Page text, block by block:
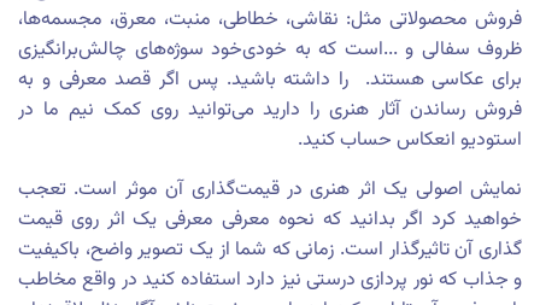
فروش محصولاتی مثل: نقاشی، خطاطی، منبت، معرق، مجسمه‌ها،
ظروف سفالی و ...است که به خودی‌خود سوژه‌های چالش‌برانگیزی
برای عکاسی هستند. را داشته باشید. پس اگر قصد معرفی و به
فروش رساندن آثار هنری را دارید می‌توانید روی کمک نیم ما در
استودیو انعکاس حساب کنید.
نمایش اصولی یک اثر هنری در قیمت‌گذاری آن موثر است. تعجب
خواهید کرد اگر بدانید که نحوه معرفی معرفی یک اثر روی قیمت
گذاری آن تاثیرگذار است. زمانی که شما از یک تصویر واضح، باکیفیت
و جذاب که نور پردازی درستی نیز دارد استفاده کنید در واقع مخاطب